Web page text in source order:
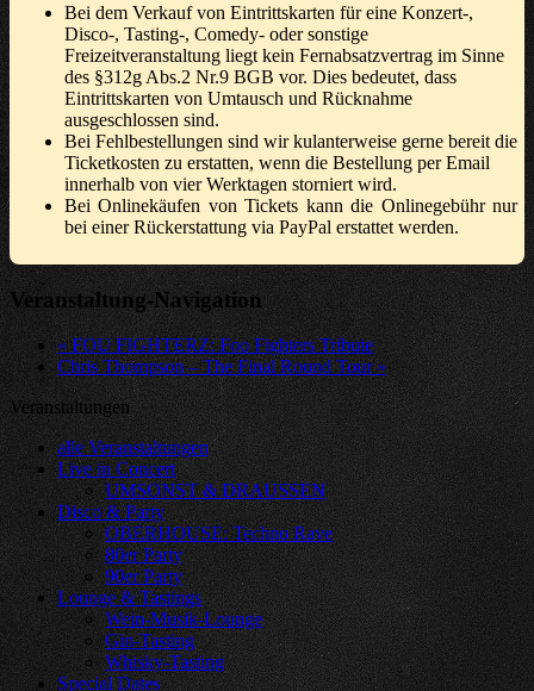
Bei dem Verkauf von Eintrittskarten für eine Konzert-,
Disco-, Tasting-, Comedy- oder sonstige
Freizeitveranstaltung liegt kein Fernabsatzvertrag im Sinne
des §312g Abs.2 Nr.9 BGB vor. Dies bedeutet, dass
Eintrittskarten von Umtausch und Rücknahme
ausgeschlossen sind.
Bei Fehlbestellungen sind wir kulanterweise gerne bereit die
Ticketkosten zu erstatten, wenn die Bestellung per Email
innerhalb von vier Werktagen storniert wird.
Bei Onlinekäufen von Tickets kann die Onlinegebühr nur
bei einer Rückerstattung via PayPal erstattet werden.
Veranstaltung-Navigation
«FOU FIGHTERZ: Foo Fighters Tribute
Chris Thompson – The Final Round Tour»
Veranstaltungen
alle Veranstaltungen
Live in Concert
UMSONST & DRAUSSEN
Disco & Party
OBERHOUSE: Techno Rave
80er Party
90er Party
Lounge & Tastings
Wein-Musik-Lounge
Gin-Tasting
Whisky-Tasting
Special Dates